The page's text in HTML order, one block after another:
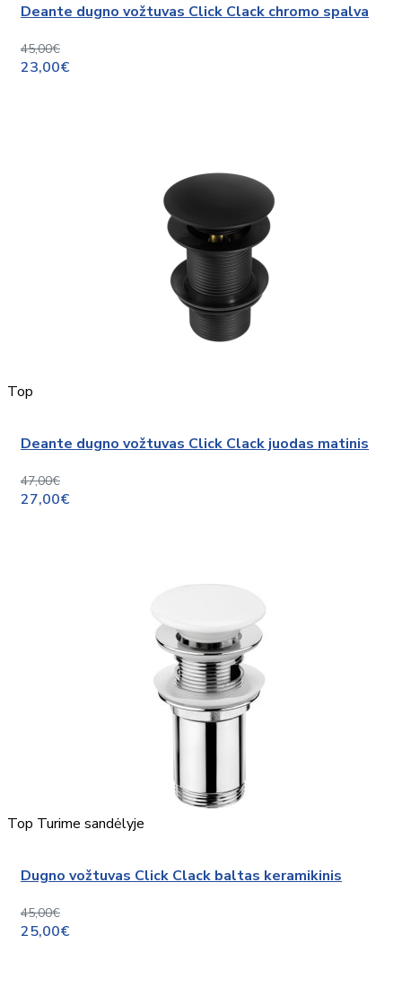
Deante dugno vožtuvas Click Clack chromo spalva
45,00€
23,00€
Top
Deante dugno vožtuvas Click Clack juodas matinis
47,00€
27,00€
Top Turime sandėlyje
Dugno vožtuvas Click Clack baltas keramikinis
45,00€
25,00€